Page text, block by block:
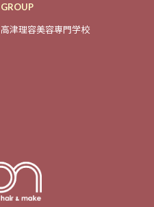
GROUP
高津理容美容専門学校